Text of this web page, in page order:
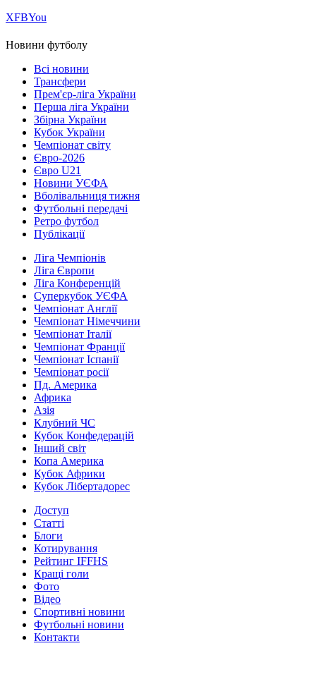
ХFBYou
Новини футболу
Всі новини
Трансфери
Прем'єр-ліга України
Перша ліга України
Збірна України
Кубок України
Чемпіонат світу
Євро-2026
Євро U21
Новини УЄФА
Вболівальниця тижня
Футбольні передачі
Ретро футбол
Публікації
Ліга Чемпіонів
Ліга Європи
Ліга Конференцій
Суперкубок УЄФА
Чемпіонат Англії
Чемпіонат Німеччини
Чемпіонат Італії
Чемпіонат Франції
Чемпіонат Іспанії
Чемпіонат росії
Пд. Америка
Африка
Азія
Клубний ЧС
Кубок Конфедерацій
Інший світ
Копа Америка
Кубок Африки
Кубок Лібертадорес
Доступ
Статті
Блоги
Котирування
Рейтинг IFFHS
Кращі голи
Фото
Відео
Спортивні новини
Футбольні новини
Контакти